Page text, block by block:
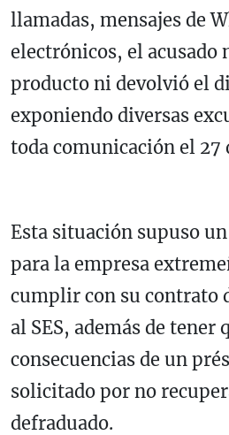
llamadas, mensajes de
electrónicos, el acusado
producto ni devolvió el
exponiendo diversas
toda comunicación el 27
Esta situación supuso
para la empresa
cumplir con su contrato
al SES, además de tener
consecuencias de un
solicitado por no
defraduado.